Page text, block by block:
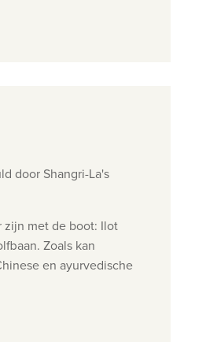
door Shangri-La's
met de boot: Ilot
Zoals kan
en ayurvedische